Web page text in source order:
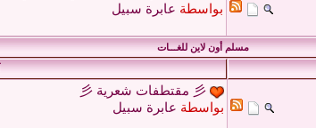
بواسطة عابرة سبيل
مسلم أون لاين للغـــات
彡 مقتطفات شعرية 彡‏
بواسطة عابرة سبيل